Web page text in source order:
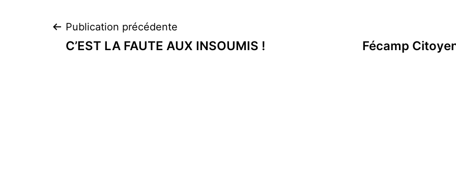
Navigation
Publication précédente
C’EST LA FAUTE AUX INSOUMIS ! Fécamp